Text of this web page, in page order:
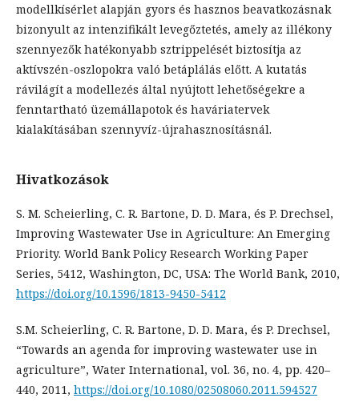
modellkísérlet alapján gyors és hasznos beavatkozásnak
bizonyult az intenzifikált levegőztetés, amely az illékony
szennyezők hatékonyabb sztrippelését biztosítja az
aktívszén-oszlopokra való betáplálás előtt. A kutatás
rávilágít a modellezés által nyújtott lehetőségekre a
fenntartható üzemállapotok és haváriatervek
kialakításában szennyvíz-újrahasznosításnál.
Hivatkozások
S. M. Scheierling, C. R. Bartone, D. D. Mara, és P. Drechsel,
Improving Wastewater Use in Agriculture: An Emerging
Priority. World Bank Policy Research Working Paper
Series, 5412, Washington, DC, USA: The World Bank, 2010,
https://doi.org/10.1596/1813-9450-5412
S.M. Scheierling, C. R. Bartone, D. D. Mara, és P. Drechsel,
“Towards an agenda for improving wastewater use in
agriculture”, Water International, vol. 36, no. 4, pp. 420–
440, 2011, https://doi.org/10.1080/02508060.2011.594527